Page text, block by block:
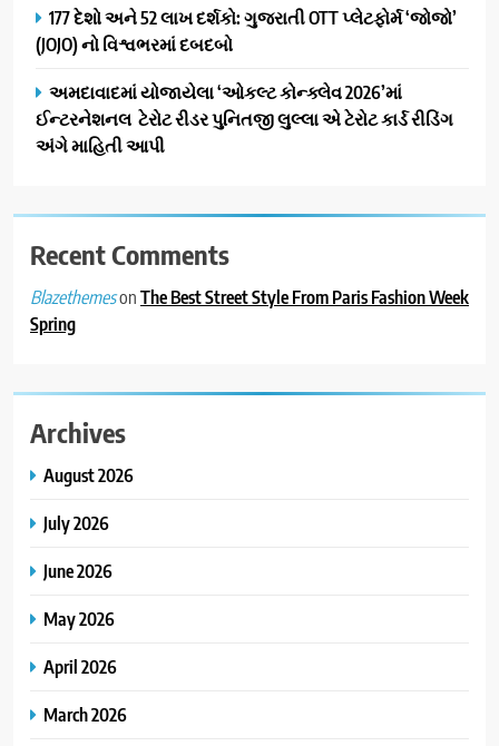
177 દેશો અને 52 લાખ દર્શકો: ગુજરાતી OTT પ્લેટફોર્મ ‘જોજો’
(JOJO) નો વિશ્વભરમાં દબદબો
અમદાવાદમાં યોજાયેલા ‘ઓકલ્ટ કોન્ક્લેવ 2026’માં
ઈન્ટરનેશનલ ટેરોટ રીડર પુનિતજી લુલ્લા એ ટેરોટ કાર્ડ રીડિંગ
અંગે માહિતી આપી
Recent Comments
BlazethemesonThe Best Street Style From Paris Fashion Week
Spring
Archives
August 2026
July 2026
June 2026
May 2026
April 2026
March 2026